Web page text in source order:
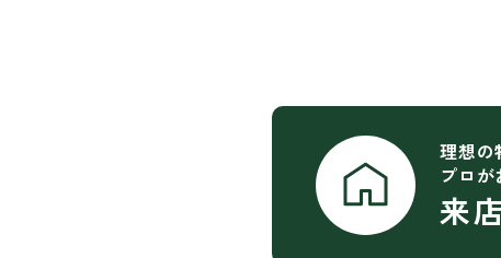
理想の
プロが
来